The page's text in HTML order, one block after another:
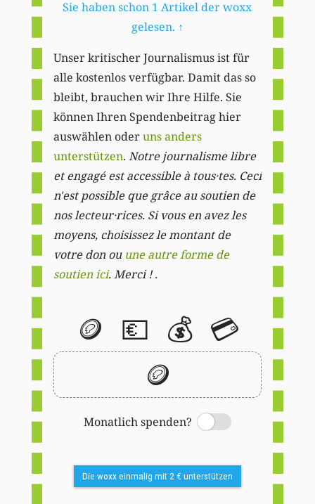
Sie haben schon 1 Artikel der woxx
gelesen. ↑
Unser kritischer Journalismus ist für
alle kostenlos verfügbar. Damit das so
bleibt, brauchen wir Ihre Hilfe. Sie
können Ihren Spendenbeitrag hier
auswählen oderuns anders
unterstützen. Notre journalisme libre
et engagé est accessible à tous·tes. Ceci
n'est possible que grâce au soutien de
nos lecteur·rices. Si vous en avez les
moyens, choisissez le montant de
votre don ou une autre forme de
soutien ici. Merci ! .
🪙 💶 💰 💳
🪙
Monatlich spenden?
Switch
Die woxx einmalig mit 2 € unterstützen